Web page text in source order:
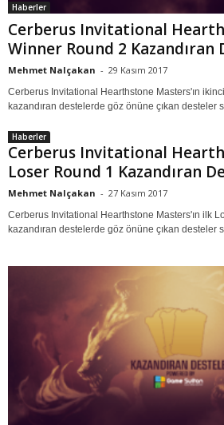
Haberler
Cerberus Invitational
Winner Round 2 Kazandıran
Mehmet Nalçakan - 29 Kasım 2017
Cerberus Invitational Hearthstone Masters'ın
kazandıran destelerde göz önüne çıkan desteler
Haberler
Cerberus Invitational
Loser Round 1 Kazandıran
Mehmet Nalçakan - 27 Kasım 2017
Cerberus Invitational Hearthstone Masters'ın ilk
kazandıran destelerde göz önüne çıkan desteler